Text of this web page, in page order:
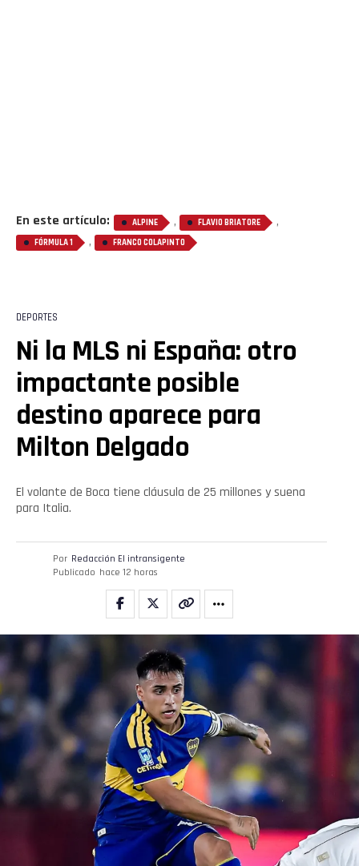
En este artículo: ALPINE , FLAVIO BRIATORE ,
FÓRMULA 1 , FRANCO COLAPINTO
DEPORTES
Ni la MLS ni España: otro
impactante posible
destino aparece para
Milton Delgado
El volante de Boca tiene cláusula de 25 millones y suena
para Italia.
Por Redacción El intransigente
Publicado hace 12 horas